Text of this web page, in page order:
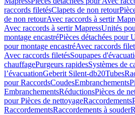
raccords filetésClapets de non retour
de non retourAvec raccords à sertir
Avec raccords à sertir MapressUnités
montage encastréPièces détachées pour
pour montage encastréAvec raccords
Avec raccords filetésSoupapes
chauffagePurgeurs rapidesSystèmes de
l’évacuationGeberit Silent-db20Tubes
pour RaccordsCoudesEmbranchements
EmbranchementsRéductionsPièces de
pour Pièces de nettoyageRaccordements
RaccordementsRaccordements à souder